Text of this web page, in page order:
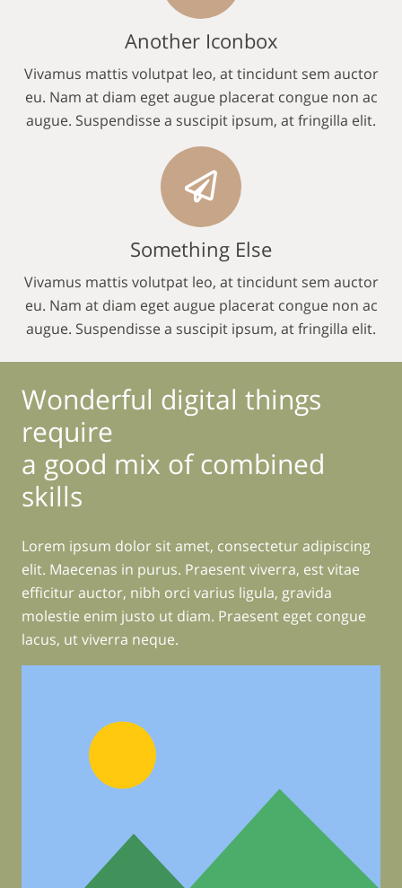
Another Iconbox
Vivamus mattis volutpat leo, at tincidunt sem auctor
eu. Nam at diam eget augue placerat congue non ac
augue. Suspendisse a suscipit ipsum, at fringilla elit.
Something Else
Vivamus mattis volutpat leo, at tincidunt sem auctor
eu. Nam at diam eget augue placerat congue non ac
augue. Suspendisse a suscipit ipsum, at fringilla elit.
Wonderful digital things
require
a good mix of combined
skills
Lorem ipsum dolor sit amet, consectetur adipiscing
elit. Maecenas in purus. Praesent viverra, est vitae
efficitur auctor, nibh orci varius ligula, gravida
molestie enim justo ut diam. Praesent eget congue
lacus, ut viverra neque.